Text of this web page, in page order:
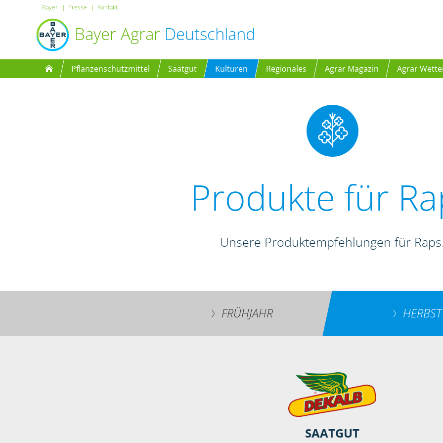
Bayer Presse Kontakt
Bayer Agrar Deutschland
Pflanzenschutzmittel Saatgut Kulturen Regionales Agrar Magazin Agrar
Produkte für
Unsere Produktempfehlungen für
FRÜHJAHR HERBST
SAATGUT